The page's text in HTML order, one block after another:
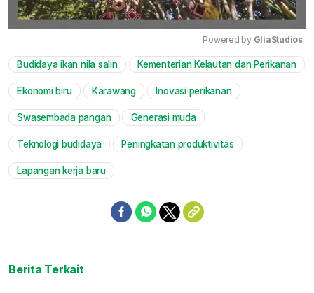
Mute
Powered by GliaStudios
Budidaya ikan nila salin Kementerian Kelautan dan Perikanan
Ekonomi biru Karawang Inovasi perikanan
Swasembada pangan Generasi muda
Teknologi budidaya Peningkatan produktivitas
Lapangan kerja baru
Berita Terkait